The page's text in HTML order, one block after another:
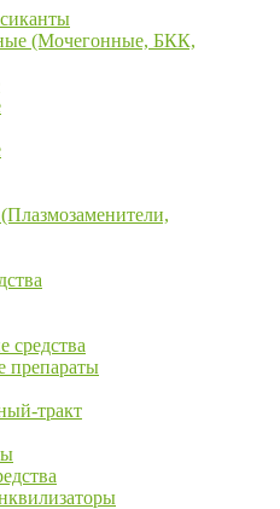
(Мочегонные, БКК,
средства
препараты
тракт